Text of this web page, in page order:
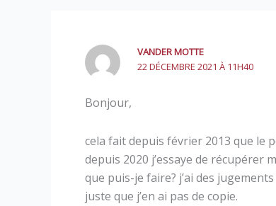
VANDER MOTTE
22 DÉCEMBRE 2021 À 11H40
Bonjour,
cela fait depuis février 2013 que le
depuis 2020 j’essaye de récupérer
que puis-je faire? j’ai des
juste que j’en ai pas de copie.